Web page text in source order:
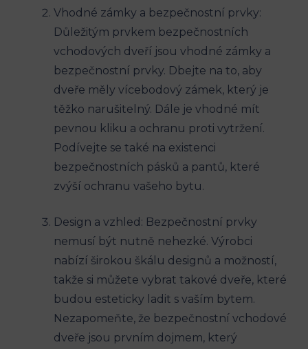
Vhodné zámky a bezpečnostní prvky:
Důležitým ​prvkem bezpečnostních
vchodových dveří jsou vhodné zámky a
bezpečnostní prvky. ⁢Dbejte ⁢na to, aby
dveře měly vícebodový zámek, který je
⁤těžko narušitelný. Dále je vhodné mít
⁤pevnou kliku a ochranu proti ⁤vytržení.
Podívejte ​se také na existenci
⁤bezpečnostních ‍pásků ‍a pantů, které⁤
zvýší ochranu vašeho bytu.
Design a vzhled: Bezpečnostní⁤ prvky
nemusí ⁢být nutně nehezké. Výrobci
nabízí širokou škálu designů a⁤ možností,
takže si můžete vybrat takové dveře, které
budou esteticky ⁣ladit s vaším bytem.
Nezapomeňte, že bezpečnostní vchodové‌
dveře jsou prvním dojmem, který